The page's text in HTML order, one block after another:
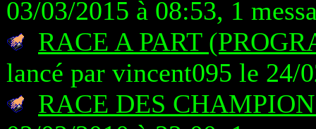
03/03/2015 à 08:53, 1
RACE A PART
lancé par vincent095 le 24/
RACE DES